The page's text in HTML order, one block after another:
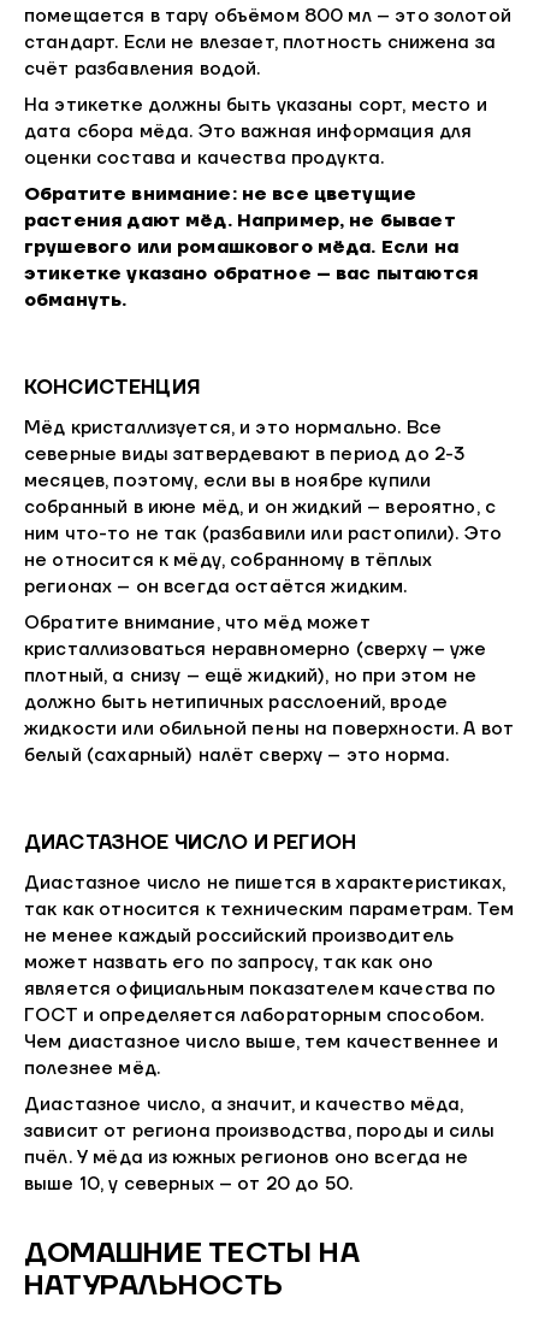
помещается в тару объёмом 800 мл – это золотой
стандарт. Если не влезает, плотность снижена за
счёт разбавления водой.
На этикетке должны быть указаны сорт, место и
дата сбора мёда. Это важная информация для
оценки состава и качества продукта.
Обратите внимание: не все цветущие
растения дают мёд. Например, не бывает
грушевого или ромашкового мёда. Если на
этикетке указано обратное – вас пытаются
обмануть.
КОНСИСТЕНЦИЯ
Мёд кристаллизуется, и это нормально. Все
северные виды затвердевают в период до 2-3
месяцев, поэтому, если вы в ноябре купили
собранный в июне мёд, и он жидкий – вероятно, с
ним что-то не так (разбавили или растопили). Это
не относится к мёду, собранному в тёплых
регионах – он всегда остаётся жидким.
Обратите внимание, что мёд может
кристаллизоваться неравномерно (сверху – уже
плотный, а снизу – ещё жидкий), но при этом не
должно быть нетипичных расслоений, вроде
жидкости или обильной пены на поверхности. А вот
белый (сахарный) налёт сверху – это норма.
ДИАСТАЗНОЕ ЧИСЛО И РЕГИОН
Диастазное число не пишется в характеристиках,
так как относится к техническим параметрам. Тем
не менее каждый российский производитель
может назвать его по запросу, так как оно
является официальным показателем качества по
ГОСТ и определяется лабораторным способом.
Чем диастазное число выше, тем качественнее и
полезнее мёд.
Диастазное число, а значит, и качество мёда,
зависит от региона производства, породы и силы
пчёл. У мёда из южных регионов оно всегда не
выше 10, у северных – от 20 до 50.
ДОМАШНИЕ ТЕСТЫ НА
НАТУРАЛЬНОСТЬ